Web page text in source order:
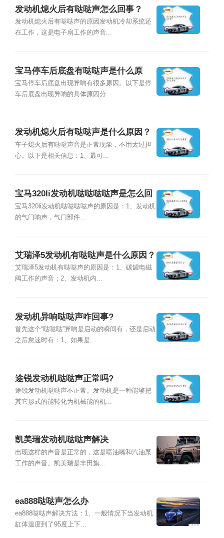
发动机熄火后有哒哒声怎么回事？
发动机熄火后有哒哒声的原因发动机冷却系统还
在工作，这是电子扇工作的声音...
宝马停车后底盘有哒哒声是什么原
因？
宝马停车后底盘出现异响有很多原因。以下是停
车后底盘出现异响的具体原因分...
发动机熄火后有哒哒声是什么原因？
车子熄火后有哒哒声音是正常现象，不用太过担
心。以下是相关信息：1、最可...
宝马320li发动机哒哒哒哒声是怎么回
事？
宝马320li发动机哒哒哒哒声的原因是：1、发动机
的气门响声，气门部件...
艾瑞泽5发动机有哒哒声是什么原因？
艾瑞泽5发动机有哒哒声的原因是：1、碳罐电磁
阀工作的声音；2、发动机内...
发动机异响哒哒声咋回事?
首先这个“哒哒哒”异响是启动的瞬间有，还是启动
之后怠速时有：1、如果是...
途锐发动机哒哒声正常吗?
途锐发动机哒哒声不正常。发动机是一种能够把
其它形式的能转化为机械能的机...
凯美瑞发动机哒哒声解决
出现这样的声音是正常的，这是喷油嘴和汽油泵
工作的声音。凯美瑞是丰田旗...
ea888哒哒声怎么办
ea888哒哒声解决方法：1、一般情况下当发动机
缸体溫度到了95度上下...